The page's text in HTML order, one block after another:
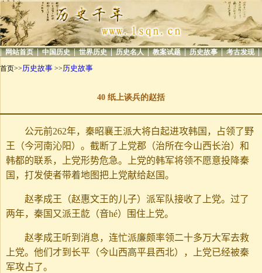
| 网站首页 | 中国历史 | 世界历史 | 历史名人 | 教案试题 | 历史故事 | 考古发现 |
首页>>历史故事 >>历史故事
40 纸上谈兵的赵括
公元前262年，秦昭襄王派大将白起进攻韩国，占领了野
王（今河南沁阳）。截断了上党郡（治所在今山西长治）和
韩都的联系，上党形势危急。上党的韩军将领不愿意投降秦
国，打发使者带着地图把上党献给赵国。
赵孝成王（赵惠文王的儿子）派军队接收了上党。过了
两年，秦国又派王龁（音hé）围住上党。
赵孝成王听到消息，连忙派廉颇率领二十多万大军去救
上党。他们才到长平（今山西高平县西北），上党已经被秦
军攻占了。